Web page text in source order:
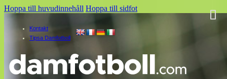
Hoppa till huvudinnehåll Hoppa till sidfot
Kontakt
Tipsa Damfotboll